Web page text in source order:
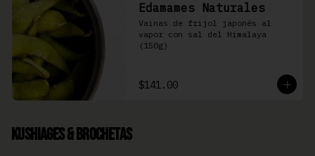
Edamames Naturales
Vainas de frijol japonés al
vapor con sal del Himalaya
(150g)
$141.00
Kushiages & Brochetas